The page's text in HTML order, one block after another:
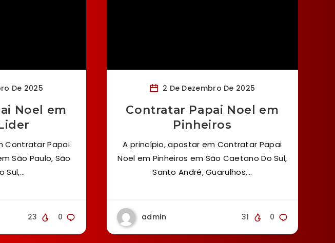
De 2025
Noel em
Contratar Papai
São Paulo, São
Sul,…
0
23
2 De Dezembro De 2025
Contratar Papai Noel em
Pinheiros
A princípio, apostar em Contratar Papai
Noel em Pinheiros em São Caetano Do Sul,
Santo André, Guarulhos,…
admin 0
31